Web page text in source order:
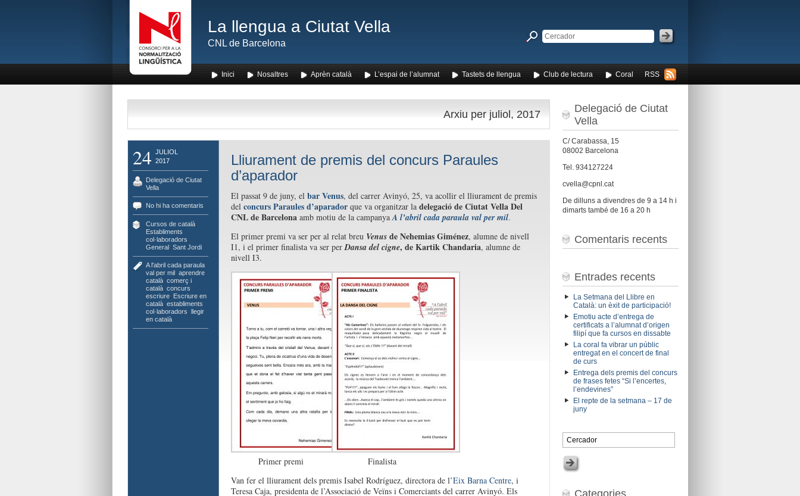
La llengua a Ciutat Vella
CNL de Barcelona
RSS
Inici Nosaltres Aprèn català L’espai de l’alumnat Tastets de llengua Club de lectura Coral
Arxiu per juliol, 2017
24 JULIOL
2017
Delegació de Ciutat
Vella
No hi ha comentaris
Cursos de català,
Establiments
col·laboradors
General, Sant Jordi
A l'abril cada paraula
val per mil, aprendre
català, comerç i
català, concurs
escriure, Escriure en
català, establiments
col·laboradors llegir
en català
Lliurament de premis del concurs Paraules
d’aparador
El passat 9 de juny, elbar Venus, del carrer Avinyó, 25, va acollir el lliurament de premis
del concurs Paraules d’aparadorque va organitzar la delegació de Ciutat Vella Del
CNL de Barcelonaamb motiu de la campanya A l’abril cada paraula val per mil.
El primer premi va ser per al relat breu Venusde Nehemias Giménez, alumne de nivell
I1, i el primer finalista va ser perDansa del cigne, de Kartik Chandaria, alumne de
nivell I3.
Primer premi
Finalista
Van fer el lliurament dels premis Isabel Rodríguez, directora de l’Eix Barna Centre, i
Teresa Caja, presidenta de l’Associació de Veïns i Comerciants del carrer Avinyó. Els
Delegació de Ciutat
Vella
C/ Carabassa, 15
08002 Barcelona
Tel. 934127224
cvella@cpnl.cat
De dilluns a divendres de 9 a 14 h i
dimarts també de 16 a 20 h
Comentaris recents
Entrades recents
La Setmana del Llibre en
Català: un èxit de participació!
Emotiu acte d’entrega de
certificats a l’alumnat d’origen
filipí que fa cursos en dissabte
La coral fa vibrar un públic
entregat en el concert de final
de curs
Entrega dels premis del concurs
de frases fetes “Si l’encertes,
l’endevines”
El repte de la setmana – 17 de
juny